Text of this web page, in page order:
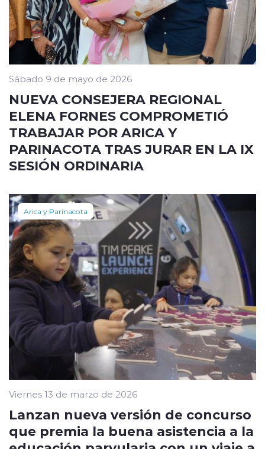
Sábado 9 de mayo de 2026
NUEVA CONSEJERA REGIONAL
ELENA FORNES COMPROMETIÓ
TRABAJAR POR ARICA Y
PARINACOTA TRAS JURAR EN LA IX
SESIÓN ORDINARIA
Arica y Parinacota
Viernes 13 de marzo de 2026
Lanzan nueva versión de concurso
que premia la buena asistencia a la